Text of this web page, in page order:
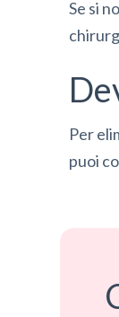
Se si
Per
puoi